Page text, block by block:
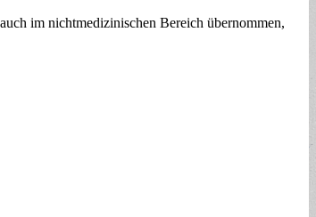
im nichtmedizinischen Bereich übernommen,